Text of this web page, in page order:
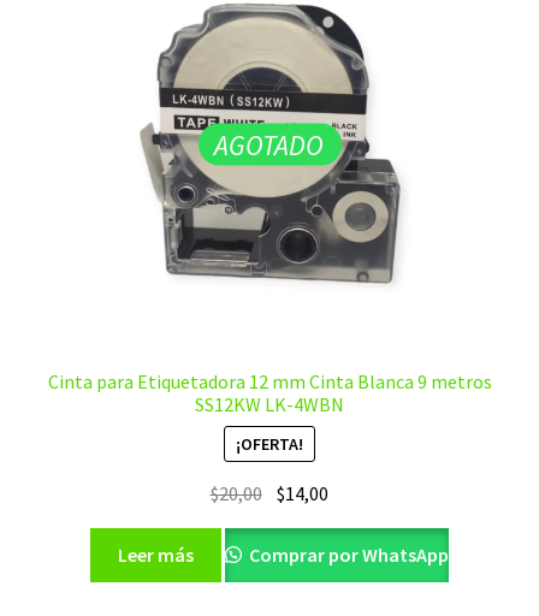
AGOTADO
Cinta para Etiquetadora 12 mm Cinta Blanca 9 metros
SS12KW LK-4WBN
¡OFERTA!
$20,00 El
original
era:
$14,00
actual
es:
Leer más Comprar por WhatsApp